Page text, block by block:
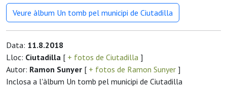
Veure àlbum Un tomb pel municipi de Ciutadilla
Data: 11.8.2018
Lloc: Ciutadilla [ + fotos de Ciutadilla ]
Autor: Ramon Sunyer [ + fotos de Ramon Sunyer ]
Inclosa a l'àlbum Un tomb pel municipi de Ciutadilla